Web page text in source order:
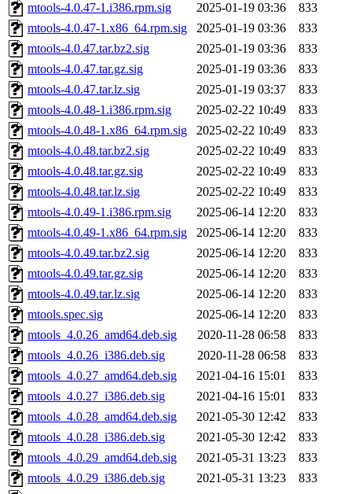
mtools-4.0.47-1.i386.rpm.sig
2025-01-19 03:36
833
mtools-4.0.47-1.x86_64.rpm.sig
2025-01-19 03:36
833
mtools-4.0.47.tar.bz2.sig
2025-01-19 03:36
833
mtools-4.0.47.tar.gz.sig
2025-01-19 03:36
833
mtools-4.0.47.tar.lz.sig
2025-01-19 03:37
833
mtools-4.0.48-1.i386.rpm.sig
2025-02-22 10:49
833
mtools-4.0.48-1.x86_64.rpm.sig
2025-02-22 10:49
833
mtools-4.0.48.tar.bz2.sig
2025-02-22 10:49
833
mtools-4.0.48.tar.gz.sig
2025-02-22 10:49
833
mtools-4.0.48.tar.lz.sig
2025-02-22 10:49
833
mtools-4.0.49-1.i386.rpm.sig
2025-06-14 12:20
833
mtools-4.0.49-1.x86_64.rpm.sig
2025-06-14 12:20
833
mtools-4.0.49.tar.bz2.sig
2025-06-14 12:20
833
mtools-4.0.49.tar.gz.sig
2025-06-14 12:20
833
mtools-4.0.49.tar.lz.sig
2025-06-14 12:20
833
mtools.spec.sig
2025-06-14 12:20
833
mtools_4.0.26_amd64.deb.sig
2020-11-28 06:58
833
mtools_4.0.26_i386.deb.sig
2020-11-28 06:58
833
mtools_4.0.27_amd64.deb.sig
2021-04-16 15:01
833
mtools_4.0.27_i386.deb.sig
2021-04-16 15:01
833
mtools_4.0.28_amd64.deb.sig
2021-05-30 12:42
833
mtools_4.0.28_i386.deb.sig
2021-05-30 12:42
833
mtools_4.0.29_amd64.deb.sig
2021-05-31 13:23
833
mtools_4.0.29_i386.deb.sig
2021-05-31 13:23
833